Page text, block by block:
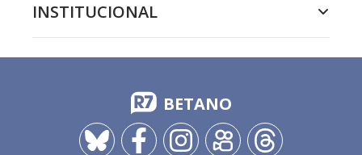
INSTITUCIONAL
BETANO